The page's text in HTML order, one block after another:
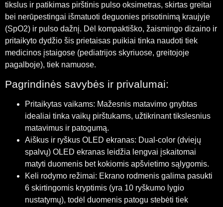
tikslus ir patikimas pirštinis pulso oksimetras, skirtas greitai
bei nerūpestingai išmatuoti deguonies prisotinimą kraujyje
(SpO2) ir pulso dažnį. Dėl kompaktiško, žaismingo dizaino ir
pritaikyto dydžio šis prietaisas puikiai tinka naudoti tiek
medicinos įstaigose (pediatrijos skyriuose, greitojoje
pagalboje), tiek namuose.
Pagrindinės savybės ir privalumai:
Pritaikytas vaikams: Mažesnis matavimo gnybtas
idealiai tinka vaikų pirštukams, užtikrinant tikslesnius
matavimus ir patogumą.
Aiškus ir ryškus OLED ekranas: Dual-color (dviejų
spalvų) OLED ekranas leidžia lengvai įskaitomai
matyti duomenis bet kokiomis apšvietimo sąlygomis.
Keli rodymo režimai: Ekrano rodmenis galima pasukti
6 skirtingomis kryptimis (yra 10 ryškumo lygio
nustatymų), todėl duomenis patogu stebėti tiek